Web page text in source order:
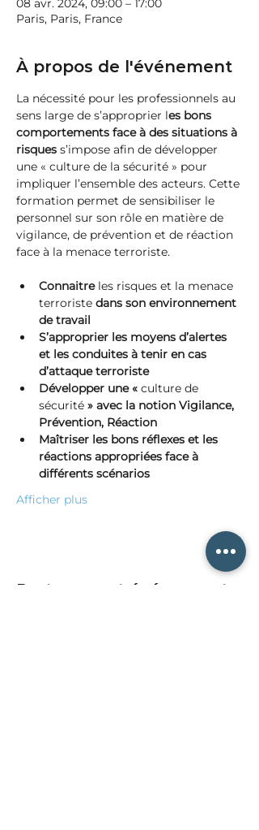
08 avr. 2024, 09:00 – 17:00
Paris, Paris, France
À propos de l'événement
La nécessité pour les professionnels au
sens large de s’approprier les bons
comportements face à des situations à
risques s’impose afin de développer
une « culture de la sécurité » pour
impliquer l’ensemble des acteurs. Cette
formation permet de sensibiliser le
personnel sur son rôle en matière de
vigilance, de prévention et de réaction
face à la menace terroriste.
Connaitre les risques et la menace
terroriste dans son environnement
de travail
S’approprier les moyens d’alertes
et les conduites à tenir en cas
d’attaque terroriste
Développer une « culture de
sécurité » avec la notion Vigilance,
Prévention, Réaction
Maîtriser les bons réflexes et les
réactions appropriées face à
différents scénarios
Afficher plus
Partager cet événement